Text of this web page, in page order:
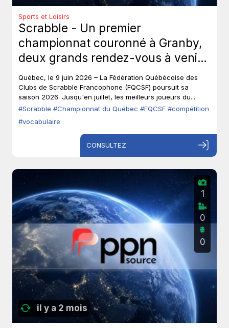
Sports et Loisirs
Scrabble - Un premier
championnat couronné à Granby,
deux grands rendez-vous à venir
au Québec.
Québec, le 9 juin 2026 – La Fédération Québécoise des
Clubs de Scrabble Francophone (FQCSF) poursuit sa
saison 2026. Jusqu'en juillet, les meilleurs joueurs du...
#Scrabble #Championnat du Québec #FQCSF #compétition
#vocabulaire
CONSULTEZ
il y a 2 mois
1
0
0